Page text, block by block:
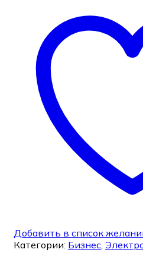
Добавить в список
Категории: Бизнес,